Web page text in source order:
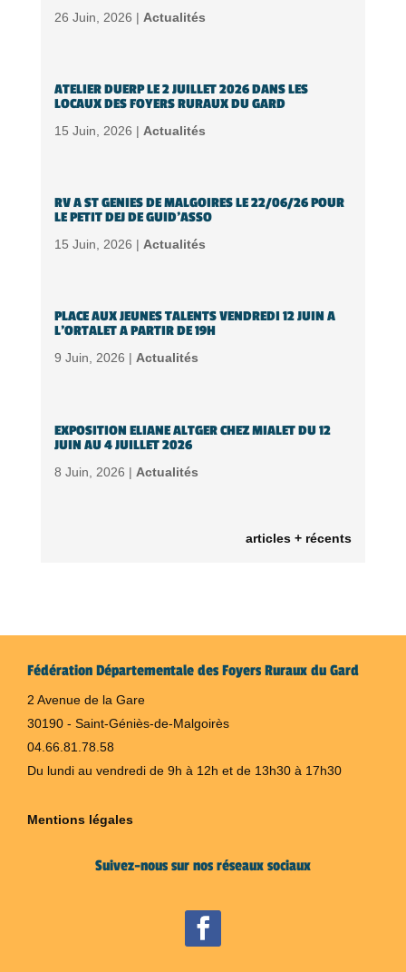
26 Juin, 2026 | Actualités
ATELIER DUERP LE 2 JUILLET 2026 DANS LES
LOCAUX DES FOYERS RURAUX DU GARD
15 Juin, 2026 | Actualités
RV A ST GENIES DE MALGOIRES LE 22/06/26 POUR
LE PETIT DEJ DE GUID’ASSO
15 Juin, 2026 | Actualités
PLACE AUX JEUNES TALENTS VENDREDI 12 JUIN A
L’ORTALET A PARTIR DE 19H
9 Juin, 2026 | Actualités
EXPOSITION ELIANE ALTGER CHEZ MIALET DU 12
JUIN AU 4 JUILLET 2026
8 Juin, 2026 | Actualités
articles + récents
Fédération Départementale des Foyers Ruraux du Gard
2 Avenue de la Gare
30190 - Saint-Géniès-de-Malgoirès
04.66.81.78.58
Du lundi au vendredi de 9h à 12h et de 13h30 à 17h30
Mentions légales
Suivez-nous sur nos réseaux sociaux